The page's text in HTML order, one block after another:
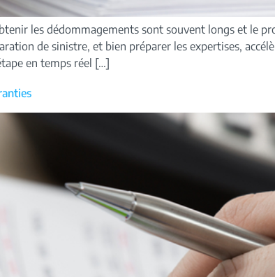
les dédommagements sont souvent longs et le
de sinistre, et bien préparer les expertises,
en temps réel […]